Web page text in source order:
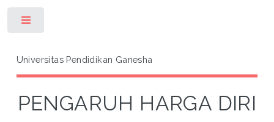
Universitas Pendidikan Ganesha
PENGARUH HARGA DIRI